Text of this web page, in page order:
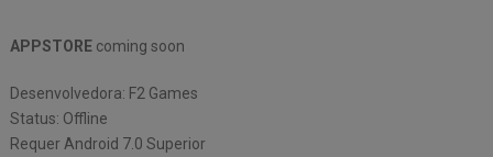
APPSTORE coming soon
Desenvolvedora: F2 Games
Status: Offline
Requer Android 7.0 Superior